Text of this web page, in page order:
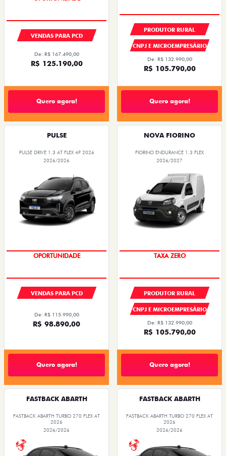
VENDAS PARA PCD
De: R$ 167.490,00
R$ 125.190,00
Quero agora!
PRODUTOR RURAL
CNPJ E MICROEMPRESÁRIO
De: R$ 132.990,00
R$ 105.790,00
Quero agora!
PULSE
PULSE DRIVE 1.3 AT FLEX 4P 2026
2026/2026
OPORTUNIDADE
VENDAS PARA PCD
De: R$ 115.990,00
R$ 98.890,00
Quero agora!
NOVA FIORINO
FIORINO ENDURANCE 1.3 FLEX
2026/2027
TAXA ZERO
PRODUTOR RURAL
CNPJ E MICROEMPRESÁRIO
De: R$ 132.990,00
R$ 105.790,00
Quero agora!
FASTBACK ABARTH
FASTBACK ABARTH TURBO 270 FLEX AT
2026
2026/2026
FASTBACK ABARTH
FASTBACK ABARTH TURBO 270 FLEX AT
2026
2026/2026